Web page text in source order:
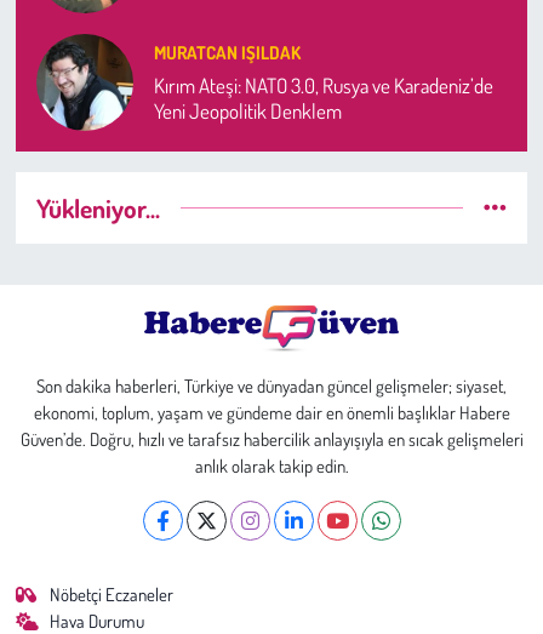
MURATCAN IŞILDAK
Kırım Ateşi: NATO 3.0, Rusya ve Karadeniz’de
Yeni Jeopolitik Denklem
Yükleniyor...
Son dakika haberleri, Türkiye ve dünyadan güncel gelişmeler; siyaset,
ekonomi, toplum, yaşam ve gündeme dair en önemli başlıklar Habere
Güven’de. Doğru, hızlı ve tarafsız habercilik anlayışıyla en sıcak gelişmeleri
anlık olarak takip edin.
Nöbetçi Eczaneler
Hava Durumu